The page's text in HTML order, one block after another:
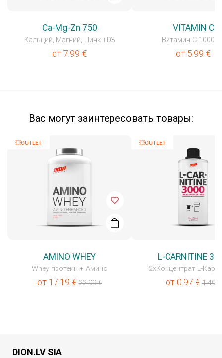
Ca-Mg-Zn 750
Кальций, Магний, Цинк +D3
от7.99 €
VITAMIN C
Витамин C
от 5.99 €
Вас могут заинтересовать товары:
💥OUTLET
AMINO WHEY
Whey протеин + Амино
от 17.19 €22.99€
💥OUTLET
L-CARNITINE
2xКонцентрат L-
от0.97 €1.49
DION.LV SIA